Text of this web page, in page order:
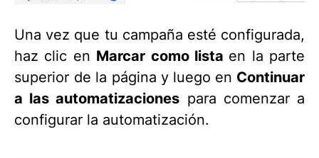
Una vez que tu campaña esté configurada,
haz clic en Marcar como lista en la parte
superior de la página y luego en Continuar
a las automatizaciones para comenzar a
configurar la automatización.